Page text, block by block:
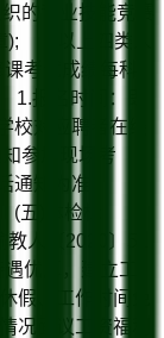
的专业技能竞赛
); 以上四类人
考试成绩每科
名时间：即
对应聘者在线
参加现场考
通知为准。
)体检标
人〔2020〕51
厚，建立工
、工作时间免
面议工资福利